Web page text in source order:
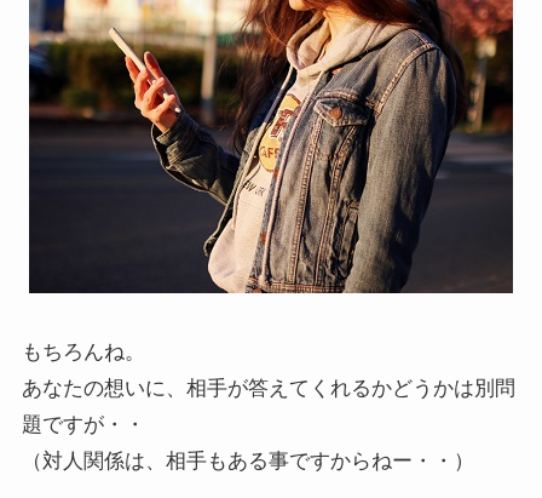
もちろんね。
あなたの想いに、相手が答えてくれるかどうかは別問
題ですが・・
（対人関係は、相手もある事ですからねー・・）